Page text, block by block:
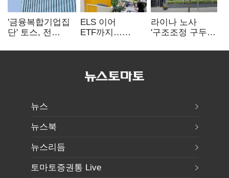
'금융복합기업집
단' 토스, 전
표준화
ELS 이어
ETF까지…
제동 걸린 은행
라이나 노사
'구조조정 구두
뉴스
뉴스북
뉴스리듬
토마토증권통 Live